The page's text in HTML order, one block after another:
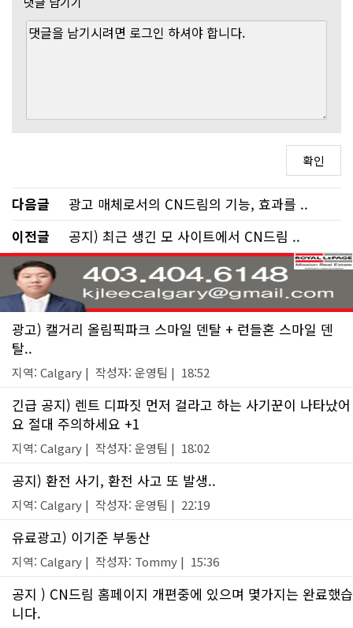
다음글
광고 매체로서의 CN드림의 기능, 효과를 ..
이전글
공지) 최근 생긴 모 사이트에서 CN드림 ..
광고) 캘거리 올림픽파크 스마일 덴탈 + 런들혼 스마일 덴
탈..
지역: Calgary | 작성자: 운영팀 | 18:52
긴급 공지) 렌트 디파짓 먼저 걸라고 하는 사기꾼이 나타났어
요 절대 주의하세요 +1
지역: Calgary | 작성자: 운영팀 | 18:02
공지) 환전 사기, 환전 사고 또 발생..
지역: Calgary | 작성자: 운영팀 | 22:19
유료광고) 이기준 부동산
지역: Calgary | 작성자: Tommy | 15:36
공지 ) CN드림 홈페이지 개편중에 있으며 몇가지는 완료했습
니다.